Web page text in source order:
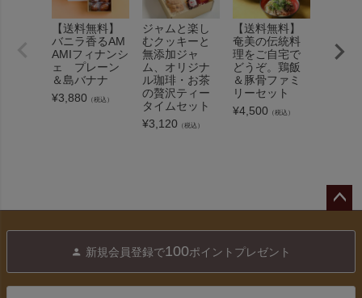
【送料無料】
バニラ香るAM
AMIフィナンシ
ェ プレーン
＆島バナナ
¥3,880 （税込）
ジャムと楽し
むクッキーと
無添加ジャ
ム、オリジナ
ル珈琲・お茶
の贅沢ティー
タイムセット
¥3,120 （税込）
【送料無料】
奄美の伝統料
理をご自宅で
どうぞ。鶏飯
＆豚骨ファミ
リーセット
¥4,500 （税込）
の実
小麦
へ
新規会員登録で100ポイントプレゼント